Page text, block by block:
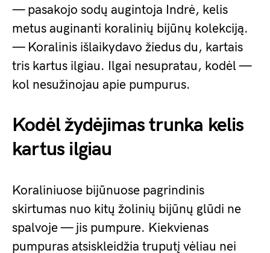
— pasakojo sodų augintoja Indrė, kelis
metus auginanti koralinių bijūnų kolekciją.
— Koralinis išlaikydavo žiedus du, kartais
tris kartus ilgiau. Ilgai nesupratau, kodėl —
kol nesužinojau apie pumpurus.
Kodėl žydėjimas trunka kelis
kartus ilgiau
Koraliniuose bijūnuose pagrindinis
skirtumas nuo kitų žolinių bijūnų glūdi ne
spalvoje — jis pumpure. Kiekvienas
pumpuras atsiskleidžia truputį vėliau nei